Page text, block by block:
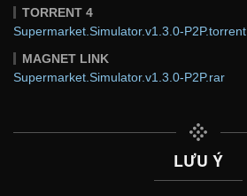
TORRENT 4
Supermarket.Simulator.v1.3.0-P2P.torrent
MAGNET LINK
Supermarket.Simulator.v1.3.0-P2P.rar
LƯU Ý